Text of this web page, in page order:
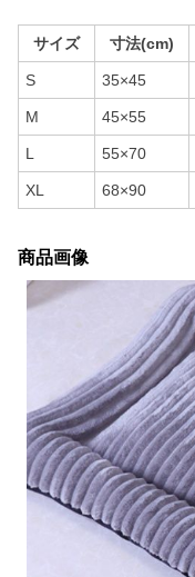
サイズ 寸法(cm)
S 35×45
M 45×55
L 55×70
XL 68×90
商品画像